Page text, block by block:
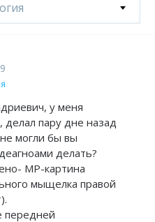
у меня
делал пару дне назад
могли бы вы
делать?
МР-картина
мыщелка правой
передней